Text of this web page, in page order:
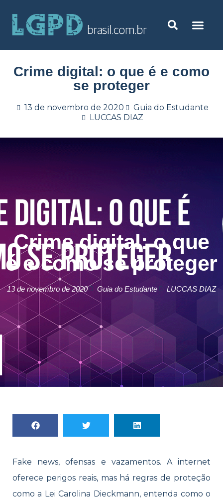
Crime digital: o que é e como
se proteger
13 de novembro de 2020
Guia do Estudante
LUCCAS DIAZ
Crime digital: o que
é e como se proteger
13 de novembro de 2020 Guia do Estudante LUCCAS DIAZ
Fake news, ofensas e vazamentos. A internet
oferece perigos reais, mas há regras de proteção
como a Lei Carolina Dieckmann, entenda como o